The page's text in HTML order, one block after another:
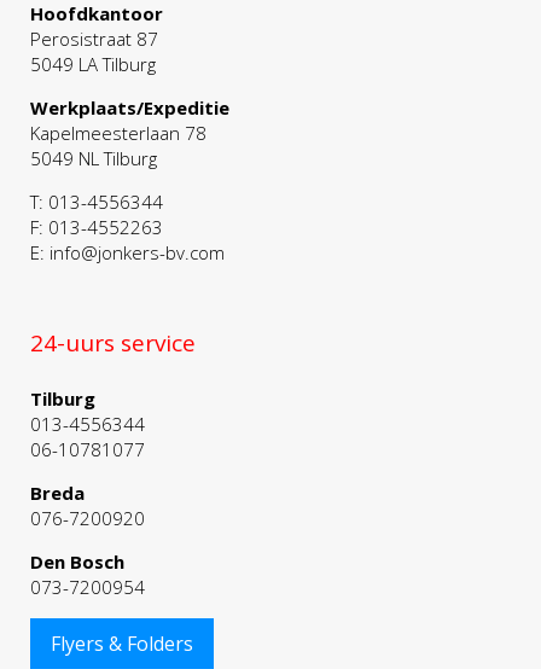
Hoofdkantoor
Perosistraat 87
5049 LA Tilburg
Werkplaats/Expeditie
Kapelmeesterlaan 78
5049 NL Tilburg
T: 013-4556344
F: 013-4552263
E: info@jonkers-bv.com
24-uurs service
Tilburg
013-4556344
06-10781077
Breda
076-7200920
Den Bosch
073-7200954
Flyers & Folders